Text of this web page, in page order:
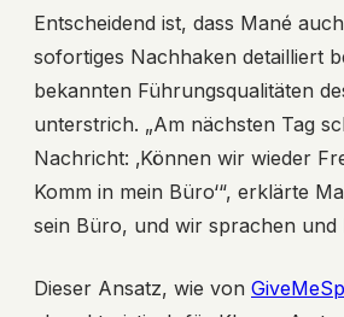
Entscheidend ist, dass Mané
sofortiges Nachhaken detailliert
bekannten Führungsqualitäten
unterstrich. „Am nächsten Tag
Nachricht: ‚Können wir wieder
Komm in mein Büro‘“, erklärte
sein Büro, und wir sprachen und
Dieser Ansatz, wie von